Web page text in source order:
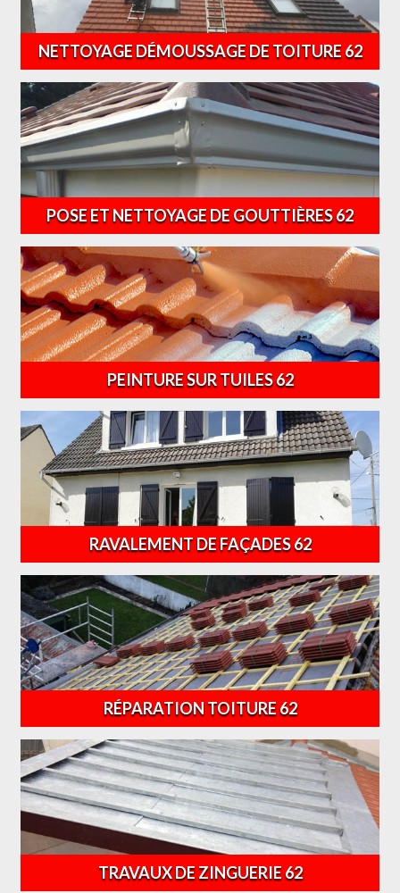
NETTOYAGE DÉMOUSSAGE DE TOITURE 62
POSE ET NETTOYAGE DE GOUTTIÈRES 62
PEINTURE SUR TUILES 62
RAVALEMENT DE FAÇADES 62
RÉPARATION TOITURE 62
TRAVAUX DE ZINGUERIE 62